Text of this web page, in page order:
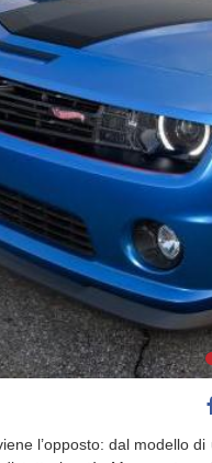
l’opposto: dal modello